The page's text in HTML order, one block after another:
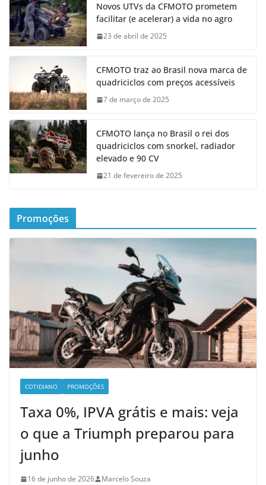
Novos UTVs da CFMOTO prometem
facilitar (e acelerar) a vida no agro
23 de abril de 2025
CFMOTO traz ao Brasil nova marca de
quadriciclos com preços acessíveis
7 de março de 2025
CFMOTO lança no Brasil o rei dos
quadriciclos com snorkel, radiador
elevado e 90 CV
21 de fevereiro de 2025
Promoções
COTIDIANO PROMOÇÕES
Taxa 0%, IPVA grátis e mais: veja
o que a Triumph preparou para
junho
16 de junho de 2026 Marcelo Souza